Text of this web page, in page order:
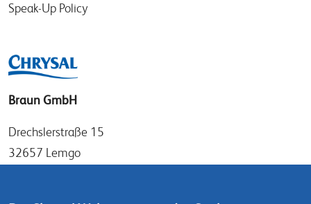
Speak-Up Policy
Braun GmbH
Drechslerstraße 15
32657 Lemgo